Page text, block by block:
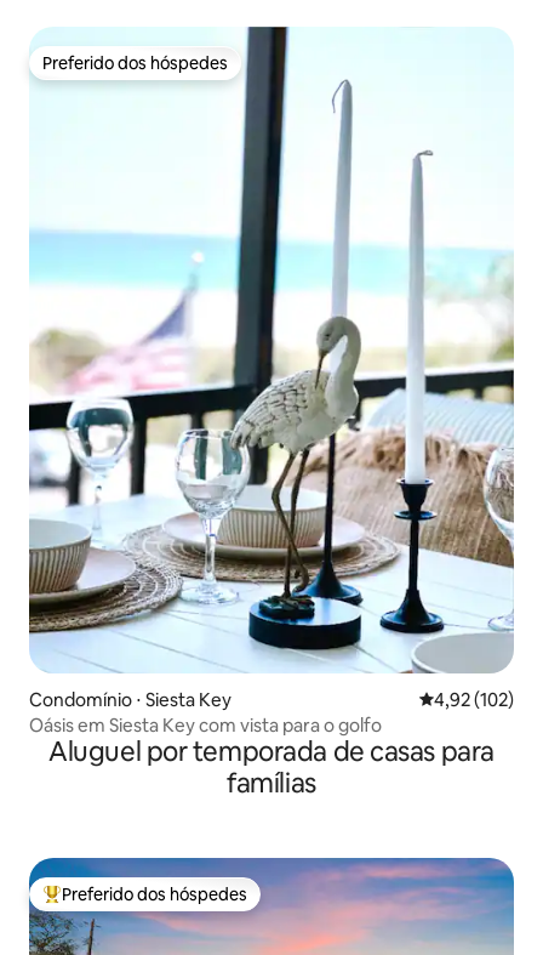
Preferido dos hóspedes
Preferido dos hóspedes
Condomínio ⋅ Siesta Key 4,92 de uma
4,92 (102)
Oásis em Siesta Key com vista para o golfo
Aluguel por temporada de casas para
famílias
Entre os melhores preferidos dos hóspedes
Preferido dos hóspedes